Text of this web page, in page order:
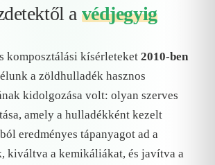
a védjegyig
komposztálási kísérleteket 2010-ben
a zöldhulladék hasznos
kidolgozása volt: olyan szerves
amely a hulladékként kezelt
eredményes tápanyagot ad a
kiváltva a kemikáliákat, és javítva a